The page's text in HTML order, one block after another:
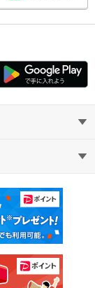
ン
いの先生